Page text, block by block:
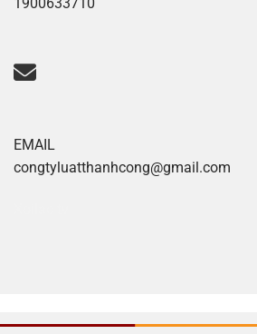
1900633710
EMAIL
congtyluatthanhcong@gmail.com